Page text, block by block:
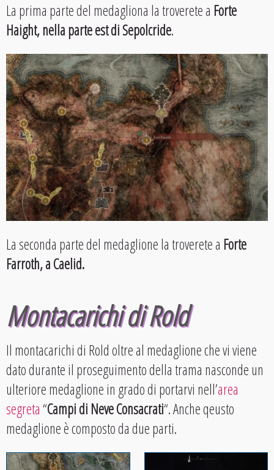
La prima parte del medagliona la troverete a Forte
Haight, nella parte est di Sepolcride.
La seconda parte del medaglione la troverete a Forte
Farroth, a Caelid.
Montacarichi di Rold
Il montacarichi di Rold oltre al medaglione che vi viene
dato durante il proseguimento della trama nasconde un
ulteriore medaglione in grado di portarvi nell’area
segreta“Campi di Neve Consacrati“. Anche qeusto
medaglione è composto da due parti.